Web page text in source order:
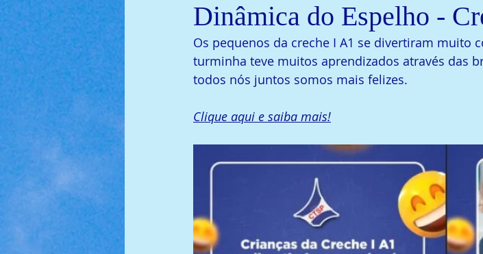
Dinâmica do Espelho -
Os pequenos da creche I A1 se divertiram muito
turminha teve muitos aprendizados através das
todos nós juntos somos mais felizes.
Clique aqui e saiba mais!